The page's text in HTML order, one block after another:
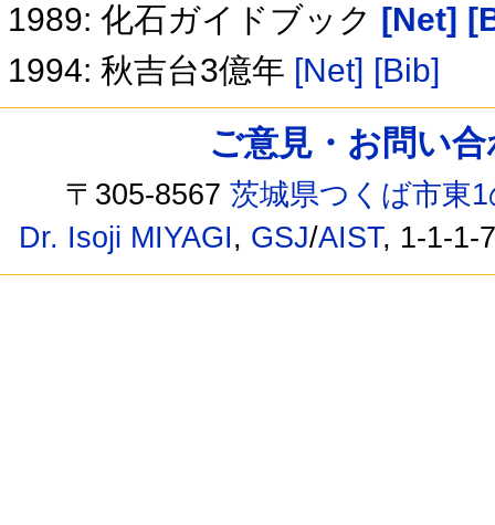
1989: 化石ガイドブック [Net]
1994: 秋吉台3億年 [Net] [Bib]
ご意見・お問い
〒305-8567茨城県つくば市東
Dr. Isoji MIYAGI, GSJ/AIST, 1-1-1-